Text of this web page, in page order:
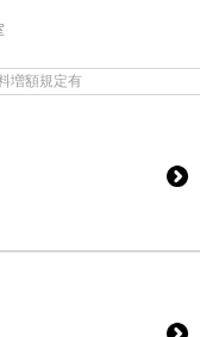
増額規定有